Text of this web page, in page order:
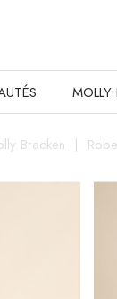
MOLLY
Bracken